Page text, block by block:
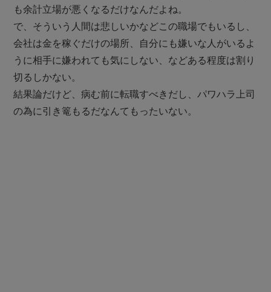
も余計立場が悪くなるだけなんだよね。
で、そういう人間は悲しいかなどこの職場でもいるし、
会社は金を稼ぐだけの場所、自分にも嫌いな人がいるよ
うに相手に嫌われても気にしない、などある程度は割り
切るしかない。
結果論だけど、病む前に転職すべきだし、パワハラ上司
の為に引き篭もるだなんてもったいない。